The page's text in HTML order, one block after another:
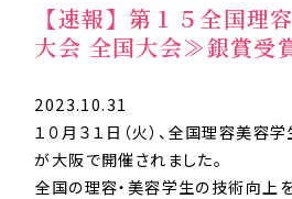
【速報】第１５全国理
大会 全国大会≫銀賞受
2023.10.31
１０月３１日（火）、全国理容美容
が大阪で開催されました。
全国の理容・美容学生の技術向上